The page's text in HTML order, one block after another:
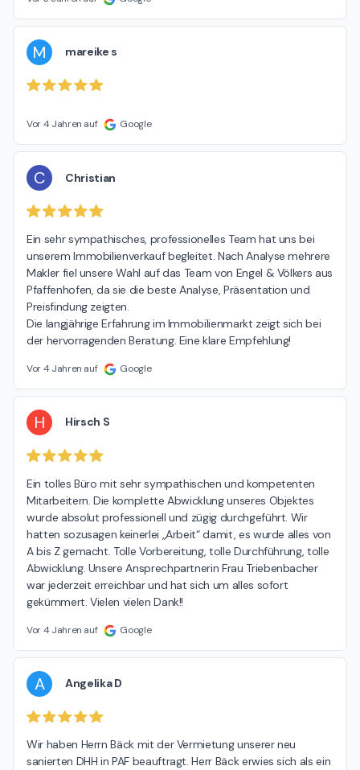
M mareike s
Vor 4 Jahren auf Google
C Christian
Ein sehr sympathisches, professionelles Team hat uns bei
unserem Immobilienverkauf begleitet. Nach Analyse mehrere
Makler fiel unsere Wahl auf das Team von Engel & Völkers aus
Pfaffenhofen, da sie die beste Analyse, Präsentation und
Preisfindung zeigten.
Die langjährige Erfahrung im Immobilienmarkt zeigt sich bei
der hervorragenden Beratung. Eine klare Empfehlung!
Vor 4 Jahren auf Google
H Hirsch S
Ein tolles Büro mit sehr sympathischen und kompetenten
Mitarbeitern. Die komplette Abwicklung unseres Objektes
wurde absolut professionell und zügig durchgeführt. Wir
hatten sozusagen keinerlei „Arbeit“ damit, es wurde alles von
A bis Z gemacht. Tolle Vorbereitung, tolle Durchführung, tolle
Abwicklung. Unsere Ansprechpartnerin Frau Triebenbacher
war jederzeit erreichbar und hat sich um alles sofort
gekümmert. Vielen vielen Dank!!
Vor 4 Jahren auf Google
A Angelika D
Wir haben Herrn Bäck mit der Vermietung unserer neu
sanierten DHH in PAF beauftragt. Herr Bäck erwies sich als ein